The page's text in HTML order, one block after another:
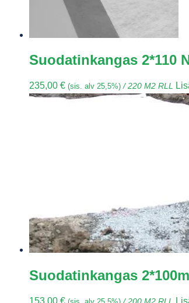
Suodatinkangas 2*110
235,00 € (sis. alv 25,5%) / 220 M2 RLL
Suodatinkangas